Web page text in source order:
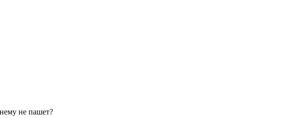
не пашет?